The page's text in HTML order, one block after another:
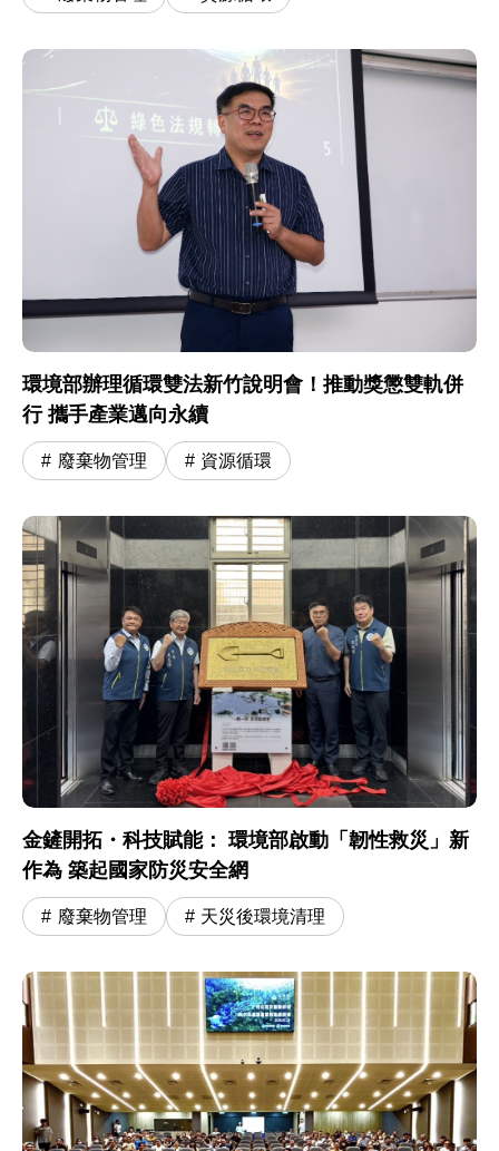
環境部辦理循環雙法新竹說明會！推動獎懲雙軌併
行 攜手產業邁向永續
廢棄物管理 資源循環
金鏟開拓・科技賦能： 環境部啟動「韌性救災」新
作為 築起國家防災安全網
廢棄物管理 天災後環境清理